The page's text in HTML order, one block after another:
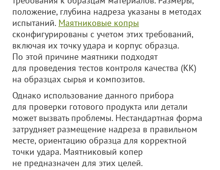
положение, глубина надреза указаны в методах
испытаний. Маятниковые копры
сконфигурированы с учетом этих требований,
включая их точку удара и корпус образца.
По этой причине маятники подходят
для проведения тестов контроля качества (КК)
на образцах сырья и композитов.
Однако использование данного прибора
для проверки готового продукта или детали
может вызвать проблемы. Нестандартная форма
затрудняет размещение надреза в правильном
месте, ориентацию образца для корректной
точки удара. Маятниковый копер
не предназначен для этих целей.